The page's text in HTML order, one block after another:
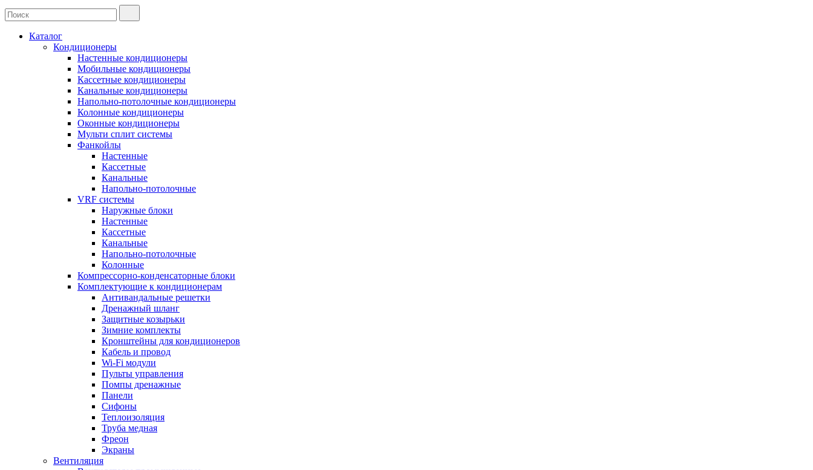
Каталог
Кондиционеры
Настенные кондиционеры
Мобильные кондиционеры
Кассетные кондиционеры
Канальные кондиционеры
Напольно-потолочные кондиционеры
Колонные кондиционеры
Оконные кондиционеры
Мульти сплит системы
Фанкойлы
Настенные
Кассетные
Канальные
Напольно-потолочные
VRF системы
Наружные блоки
Настенные
Кассетные
Канальные
Напольно-потолочные
Колонные
Компрессорно-конденсаторные блоки
Комплектующие к кондиционерам
Антивандальные решетки
Дренажный шланг
Защитные козырьки
Зимние комплекты
Кронштейны для кондиционеров
Кабель и провод
Wi-Fi модули
Пульты управления
Помпы дренажные
Панели
Сифоны
Теплоизоляция
Труба медная
Фреон
Экраны
Вентиляция